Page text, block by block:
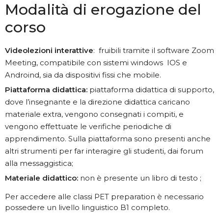
Modalità di erogazione del
corso
Videolezioni interattive: fruibili tramite il software Zoom
Meeting, compatibile con sistemi windows IOS e
Androind, sia da dispositivi fissi che mobile.
Piattaforma didattica: piattaforma didattica di supporto,
dove l’insegnante e la direzione didattica caricano
materiale extra, vengono consegnati i compiti, e
vengono effettuate le verifiche periodiche di
apprendimento. Sulla piattaforma sono presenti anche
altri strumenti per far interagire gli studenti, dai forum
alla messaggistica;
Materiale didattico: non è presente un libro di testo ;
Per accedere alle classi PET preparation è necessario
possedere un livello linguistico B1 completo.